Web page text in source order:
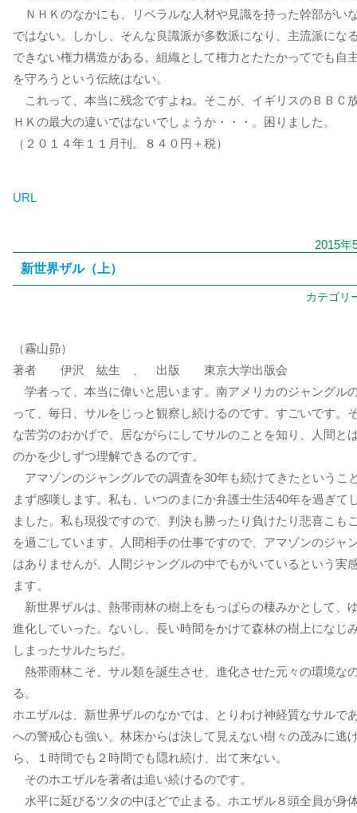
ＮＨＫのなかにも、リベラルな人材や見識を持った幹部がい
ではない。しかし、そんな良識派が多数派になり、主流派にな
できない権力構造がある。組織として権力とたたかってでも自
を守ろうという伝統はない。
これって、本当に残念ですよね。そこが、イギリスのＢＢＣ
ＨＫの最大の違いではないでしょうか・・・。困りました。
（２０１４年１１月刊。８４０円＋税）
URL
2015年
新世界ザル（上）
カテゴリ
（霧山昴）
著者 伊沢 紘生 、 出版 東京大学出版会
学者って、本当に偉いと思います。南アメリカのジャングル
って、毎日、サルをじっと観察し続けるのです。すごいです。
な苦労のおかげで、居ながらにしてサルのことを知り、人間と
のかを少しずつ理解できるのです。
アマゾンのジャングルでの調査を30年も続けてきたというこ
まず感嘆します。私も、いつのまにか弁護士生活40年を過ぎて
ました。私も現役ですので、判決も勝ったり負けたり悲喜こも
を過ごしています。人間相手の仕事ですので、アマゾンのジャ
はありませんが、人間ジャングルの中でもがいているという実
ます。
新世界ザルは、熱帯雨林の樹上をもっぱらの棲みかとして、
進化していった。ないし、長い時間をかけて森林の樹上になじ
しまったサルたちだ。
熱帯雨林こそ、サル類を誕生させ、進化させた元々の環境な
る。
ホエザルは、新世界ザルのなかでは、とりわけ神経質なサルで
への警戒心も強い。林床からは決して見えない樹々の茂みに逃
ら、１時間でも２時間でも隠れ続け、出て来ない。
そのホエザルを著者は追い続けるのです。
水平に延びるツタの中ほどで止まる。ホエザル８頭全員が身